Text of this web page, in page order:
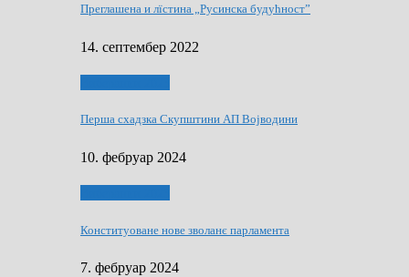
Преглашена и лїстина „Русинска будућност”
14. септембер 2022
Перша схадзка Скупштини АП Војводини
10. фебруар 2024
Конституоване нове зволанє парламентa
7. фебруар 2024